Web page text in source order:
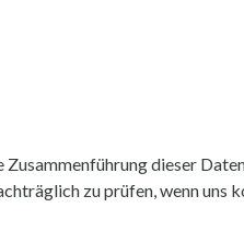
dieser
zu prüfen, wenn uns